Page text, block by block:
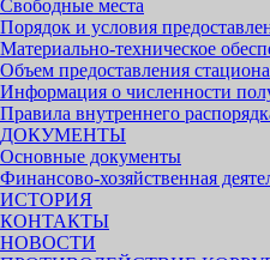
Свободные места
Порядок и условия
Материально-техническое
Объем предоставления
Информация о численности
Правила внутреннего
ДОКУМЕНТЫ
Основные документы
Финансово-хозяйственная
ИСТОРИЯ
КОНТАКТЫ
НОВОСТИ